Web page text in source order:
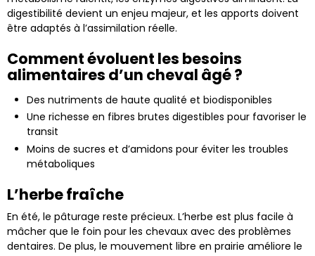
digestibilité devient un enjeu majeur, et les apports doivent
être adaptés à l’assimilation réelle.
Comment évoluent les besoins
alimentaires d’un cheval âgé ?
Des nutriments de haute qualité et biodisponibles
Une richesse en fibres brutes digestibles pour favoriser le
transit
Moins de sucres et d’amidons pour éviter les troubles
métaboliques
L’herbe fraîche
En été, le pâturage reste précieux. L’herbe est plus facile à
mâcher que le foin pour les chevaux avec des problèmes
dentaires. De plus, le mouvement libre en prairie améliore le